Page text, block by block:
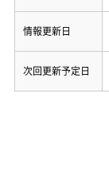
情報更新日
次回更新予定日